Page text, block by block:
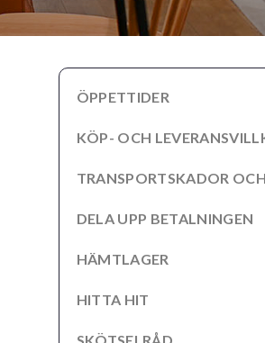
ÖPPETTIDER
KÖP- OCH
TRANSPORTSKADOR
DELA UPP BETALNINGEN
HÄMTLAGER
HITTA HIT
SKÖTSELRÅD